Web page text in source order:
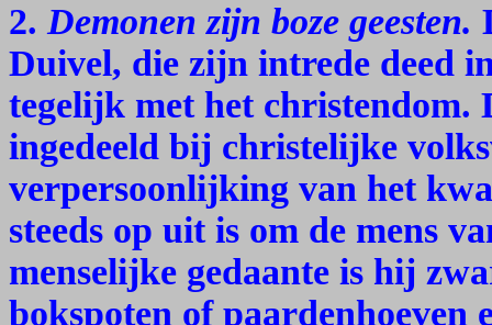
2. Demonen zijn boze geesten.
Duivel, die zijn intrede deed
tegelijk met het christendom.
ingedeeld bij christelijke
verpersoonlijking van het
steeds op uit is om de mens
menselijke gedaante is hij
bokspoten of paardenhoeven